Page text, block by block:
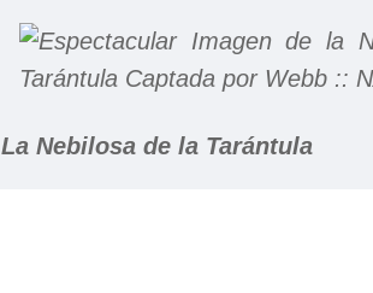
La Nebilosa de la Tarántula